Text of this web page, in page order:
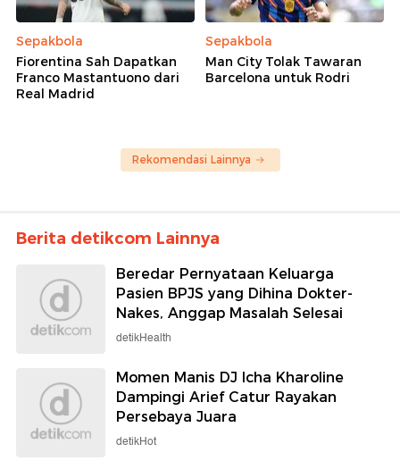
Sepakbola
Fiorentina Sah Dapatkan
Franco Mastantuono dari
Real Madrid
Sepakbola
Man City Tolak Tawaran
Barcelona untuk Rodri
Rekomendasi Lainnya
Berita detikcom Lainnya
Beredar Pernyataan Keluarga
Pasien BPJS yang Dihina Dokter-
Nakes, Anggap Masalah Selesai
detikHealth
Momen Manis DJ Icha Kharoline
Dampingi Arief Catur Rayakan
Persebaya Juara
detikHot